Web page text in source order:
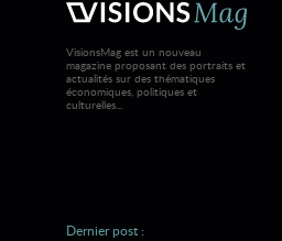
VisionsMag est un nouveau
magazine proposant des portraits et
actualités sur des thématiques
économiques, politiques et
culturelles...
Dernier post :